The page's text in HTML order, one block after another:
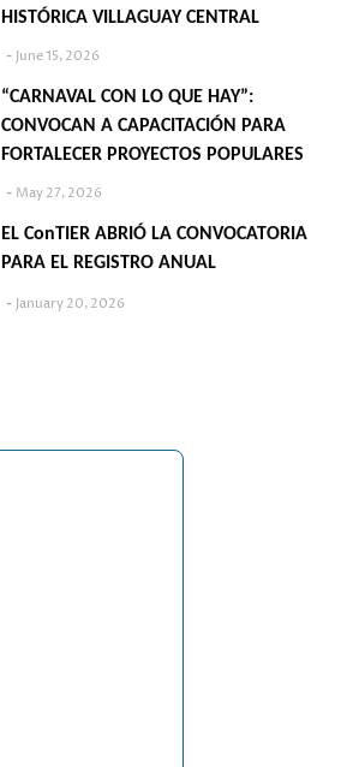
HISTÓRICA VILLAGUAY CENTRAL
June 15, 2026
“CARNAVAL CON LO QUE HAY”:
CONVOCAN A CAPACITACIÓN PARA
FORTALECER PROYECTOS POPULARES
May 27, 2026
EL ConTIER ABRIÓ LA CONVOCATORIA
PARA EL REGISTRO ANUAL
January 20, 2026